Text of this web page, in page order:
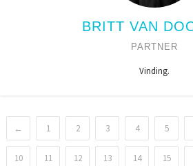
BRITT VAN
PARTNER
Vinding.
← 1 2 3 4 5
10 11 12 13 14 15